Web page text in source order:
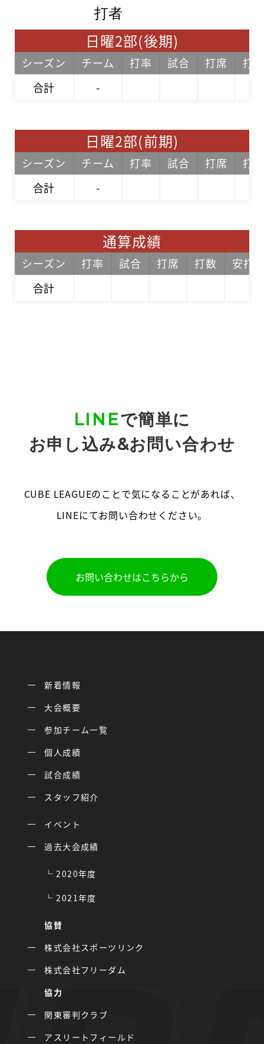
打者
日曜2部(後期)
シーズン チーム 打率 試合 打席
打
合計
-
日曜2部(前期)
シーズン チーム 打率 試合 打席
打
合計
-
通算成績
シーズン 打率 試合 打席 打数
安打
合計
LINEで簡単に
お申し込み&お問い合わせ
CUBE LEAGUEのことで気になることがあれば、
LINEにてお問い合わせください。
お問い合わせはこちらから
新着情報
大会概要
参加チーム一覧
個人成績
試合成績
スタッフ紹介
イベント
過去大会成績
2020年度
2021年度
協賛
株式会社スポーツリンク
株式会社フリーダム
協力
関東審判クラブ
アスリートフィールド